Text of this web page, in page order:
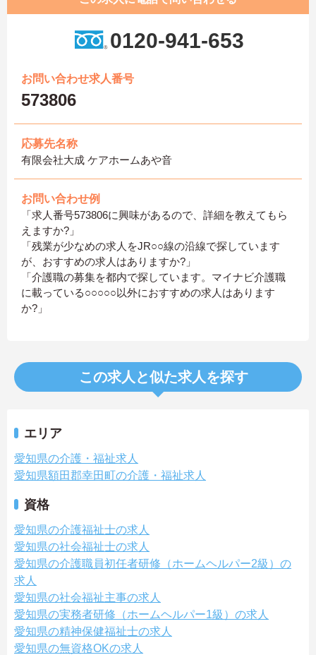
0120-941-653
お問い合わせ求人番号
573806
応募先名称
有限会社大成 ケアホームあや音
お問い合わせ例
「求人番号573806に興味があるので、詳細を教えてもら
えますか?」
「残業が少なめの求人をJR○○線の沿線で探しています
が、おすすめの求人はありますか?」
「介護職の募集を都内で探しています。マイナビ介護職
に載っている○○○○○以外におすすめの求人はあります
か?」
この求人と似た求人を探す
エリア
愛知県の介護・福祉求人
愛知県額田郡幸田町の介護・福祉求人
資格
愛知県の介護福祉士の求人
愛知県の社会福祉士の求人
愛知県の介護職員初任者研修（ホームヘルパー2級）の
求人
愛知県の社会福祉主事の求人
愛知県の実務者研修（ホームヘルパー1級）の求人
愛知県の精神保健福祉士の求人
愛知県の無資格OKの求人